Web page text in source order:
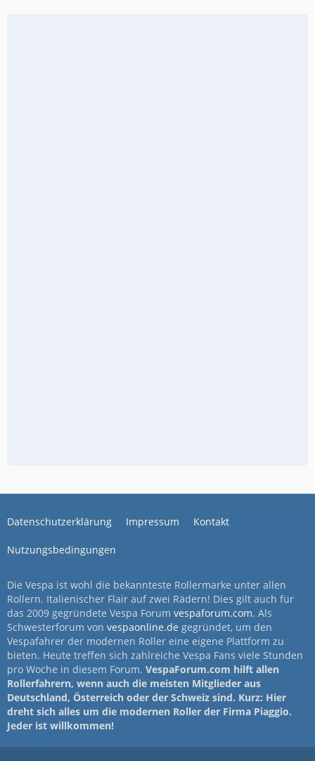
Datenschutzerklärung Impressum Kontakt
Nutzungsbedingungen
Die Vespa ist wohl die bekannteste Rollermarke unter allen
Rollern. Italienischer Flair auf zwei Rädern! Dies gilt auch für
das 2009 gegründete Vespa Forum vespaforum.com. Als
Schwesterforum von vespaonline.de gegründet, um den
Vespafahrer der modernen Roller eine eigene Plattform zu
bieten. Heute treffen sich zahlreiche Vespa Fans viele Stunden
pro Woche in diesem Forum. VespaForum.com hilft allen
Rollerfahrern, wenn auch die meisten Mitglieder aus
Deutschland, Österreich oder der Schweiz sind. Kurz: Hier
dreht sich alles um die modernen Roller der Firma Piaggio.
Jeder ist willkommen!